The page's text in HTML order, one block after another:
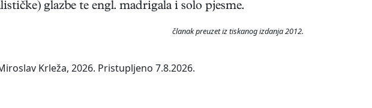
glazbe te engl. madrigala i solo pjesme.
članak preuzet iz tiskanog izdanja 2012.
Krleža, 2026. Pristupljeno 7.8.2026.